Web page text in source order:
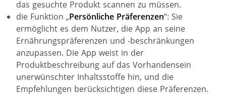
das gesuchte Produkt scannen zu müssen.
die Funktion „Persönliche Präferenzen“: Sie
ermöglicht es dem Nutzer, die App an seine
Ernährungspräferenzen und -beschränkungen
anzupassen. Die App weist in der
Produktbeschreibung auf das Vorhandensein
unerwünschter Inhaltsstoffe hin, und die
Empfehlungen berücksichtigen diese Präferenzen.